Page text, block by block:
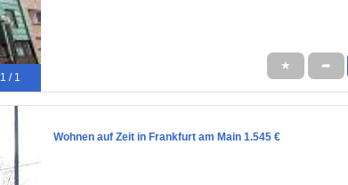
1 / 1
★ ➦
Wohnen auf Zeit in Frankfurt am Main 1.545 €